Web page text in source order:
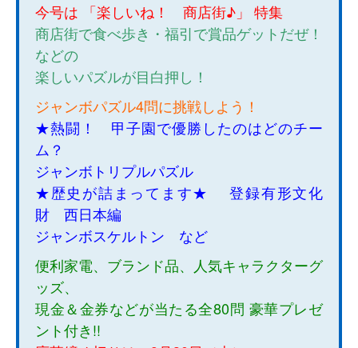
今号は 「楽しいね！ 商店街♪」 特集
商店街で食べ歩き・福引で賞品ゲットだぜ！
などの
楽しいパズルが目白押し！
ジャンボパズル4問に挑戦しよう！
★熱闘！ 甲子園で優勝したのはどのチー
ム？
ジャンボトリプルパズル
★歴史が詰まってます★ 登録有形文化
財 西日本編
ジャンボスケルトン など
便利家電、ブランド品、人気キャラクターグ
ッズ、
現金＆金券などが当たる全80問 豪華プレゼ
ント付き!!